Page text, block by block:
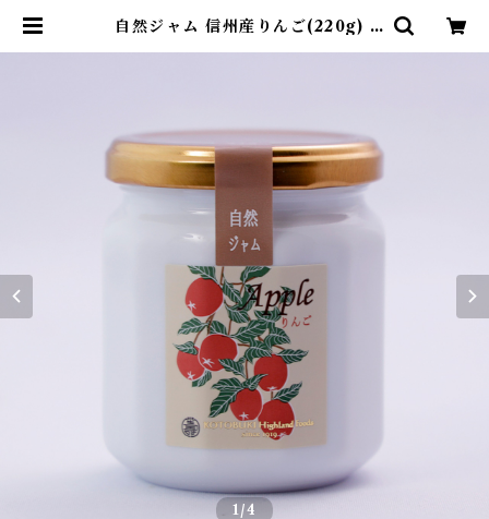
自然ジャム 信州産りんご(220g) |
1/4